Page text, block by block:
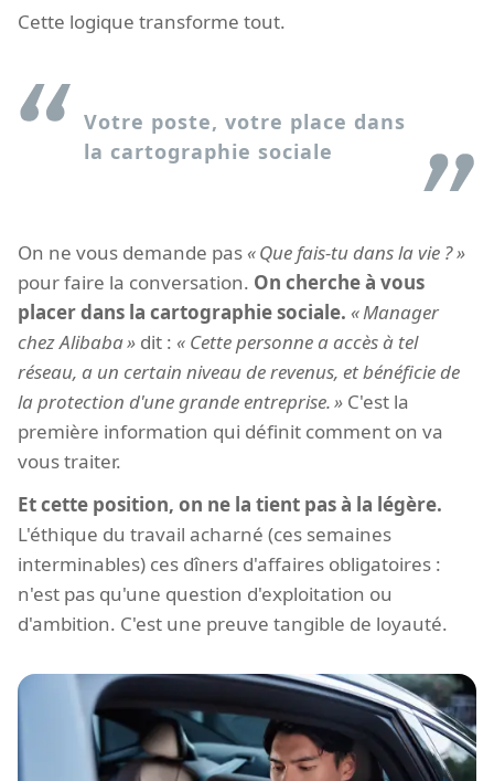
Cette logique transforme tout.
Votre poste, votre place dans
la cartographie sociale
On ne vous demande pas
Que fais-tu dans la vie ?
pour faire la conversation. On cherche à vous
placer dans la cartographie sociale.
Manager
chez Alibaba
dit : Cette personne a accès à tel
réseau, a un certain niveau de revenus, et bénéficie de
la protection d'une grande entreprise.
C'est la
première information qui définit comment on va
vous traiter.
Et cette position, on ne la tient pas à la légère.
L'éthique du travail acharné (ces semaines
interminables) ces dîners d'affaires obligatoires :
n'est pas qu'une question d'exploitation ou
d'ambition. C'est une preuve tangible de loyauté.